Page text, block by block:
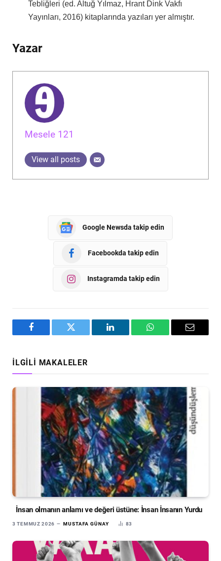
Tebliğleri (ed. Altuğ Yılmaz, Hrant Dink Vakfı
Yayınları, 2016) kitaplarında yazıları yer almıştır.
Yazar
Mesele 121
View all posts
Google Newsda takip edin
Facebookda takip edin
Instagramda takip edin
Facebook Twitter LinkedIn WhatsAppEmail
İLGILI MAKALELER
İnsan olmanın anlamı ve değeri üstüne: İnsan İnsanın Yurdu
3 TEMMUZ 2026 MUSTAFA GÜNAY 83